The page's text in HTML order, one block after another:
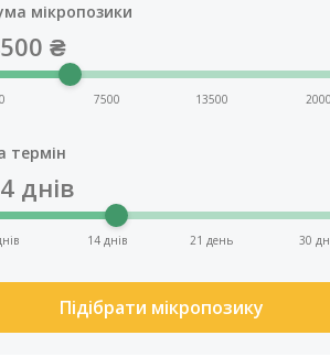
мікропозики
₴
7500 13500
термін
днів
14 днів 21 день 30
Підібрати мікропозику